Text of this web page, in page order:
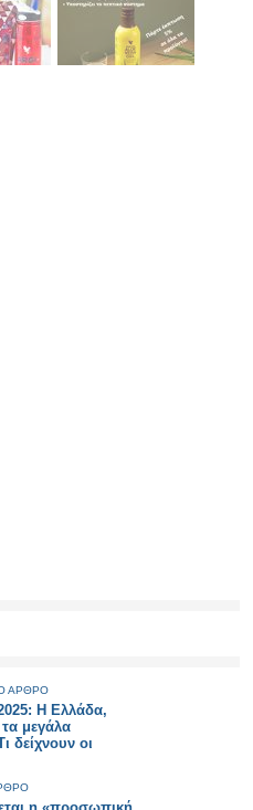
ΑΡΘΡΟ
H Ελλάδα,
μεγάλα
δείχνουν οι